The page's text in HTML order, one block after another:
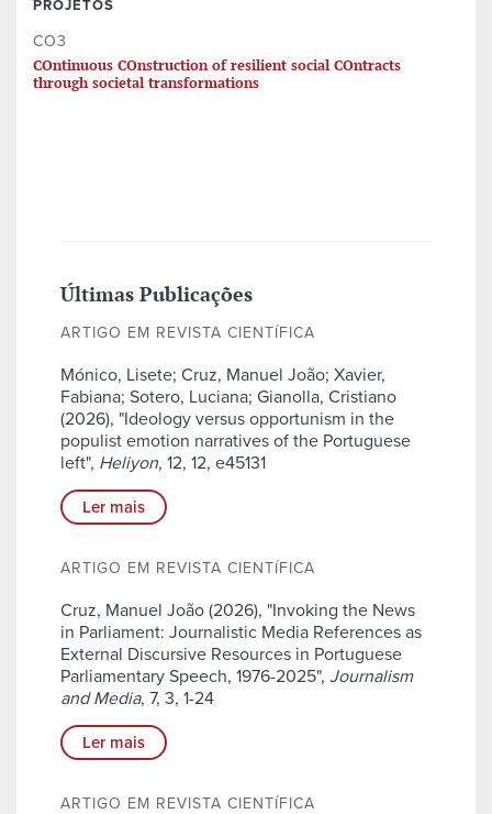
PROJETOS
CO3
COntinuous COnstruction of resilient social COntracts
through societal transformations
Últimas Publicações
ARTIGO EM REVISTA CIENTÍFICA
Mónico, Lisete; Cruz, Manuel João; Xavier,
Fabiana; Sotero, Luciana; Gianolla, Cristiano
(2026), "Ideology versus opportunism in the
populist emotion narratives of the Portuguese
left", Heliyon, 12, 12, e45131
Ler mais
ARTIGO EM REVISTA CIENTÍFICA
Cruz, Manuel João (2026), "Invoking the News
in Parliament: Journalistic Media References as
External Discursive Resources in Portuguese
Parliamentary Speech, 1976-2025", Journalism
and Media, 7, 3, 1-24
Ler mais
ARTIGO EM REVISTA CIENTÍFICA